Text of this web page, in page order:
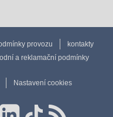
provozu
kontakty
a reklamační podmínky
Nastavení cookies